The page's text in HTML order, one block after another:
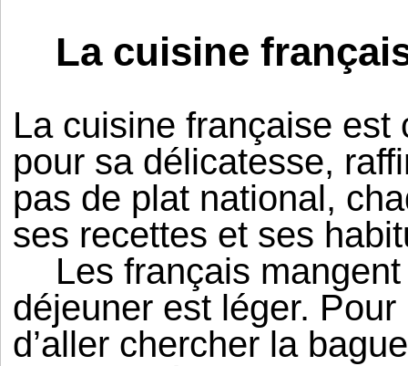
La cuisine
La cuisine française
pour sa délicatesse,
pas de plat national,
ses recettes et ses
Les français
déjeuner est léger. Pour
d’aller chercher la